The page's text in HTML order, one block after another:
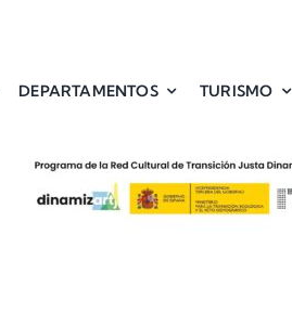
DEPARTAMENTOS TURISMO